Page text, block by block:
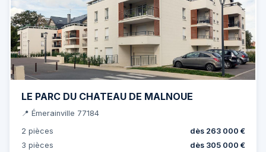
LE PARC DU CHATEAU DE MALNOUE
📍 Émerainville 77184
2 pièces
dès 263 000 €
3 pièces
dès 305 000 €